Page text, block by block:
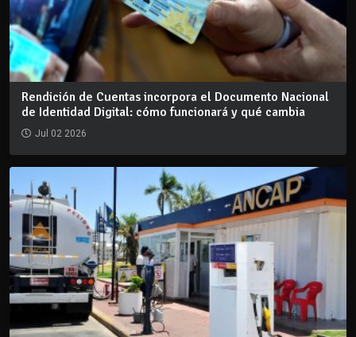
Rendición de Cuentas incorpora el Documento Nacional
de Identidad Digital: cómo funcionará y qué cambia
Jul 02 2026